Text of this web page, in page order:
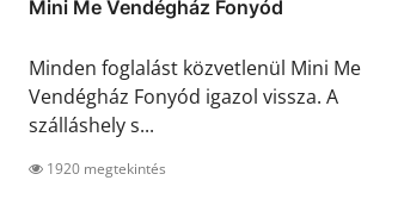
Mini Me Vendégház Fonyód
Minden foglalást közvetlenül Mini Me
Vendégház Fonyód igazol vissza. A
szálláshely s...
1920 megtekintés